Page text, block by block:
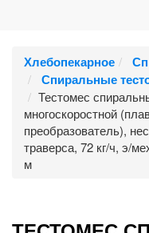
Хлебопекарное
Спиральные
Тестомес
многоскоростной
преобразователь),
траверса, 72 кг/ч, э/
м